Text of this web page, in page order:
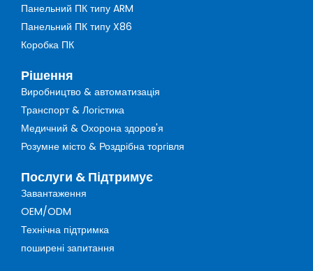
Панельний ПК типу ARM
Панельний ПК типу X86
Коробка ПК
Рішення
Виробництво & автоматизація
Транспорт & Логістика
Медичний & Охорона здоров'я
Розумне місто & Роздрібна торгівля
Послуги & Підтримує
Завантаження
OEM/ODM
Технічна підтримка
поширені запитання